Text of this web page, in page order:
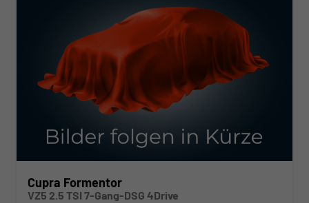
Cupra Formentor
VZ5 2.5 TSI 7-Gang-DSG 4Drive